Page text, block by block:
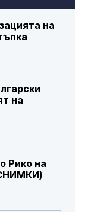
на
на
Рико на